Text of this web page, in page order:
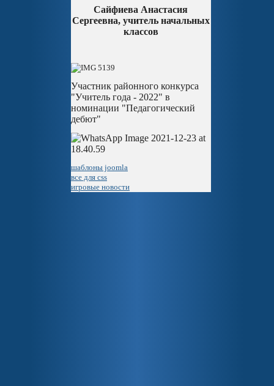
Сайфиева Анастасия
Сергеевна, учитель начальных
классов
Участник районного конкурса
"Учитель года - 2022" в
номинации "Педагогический
дебют"
шаблоны joomla
все для css
игровые новости